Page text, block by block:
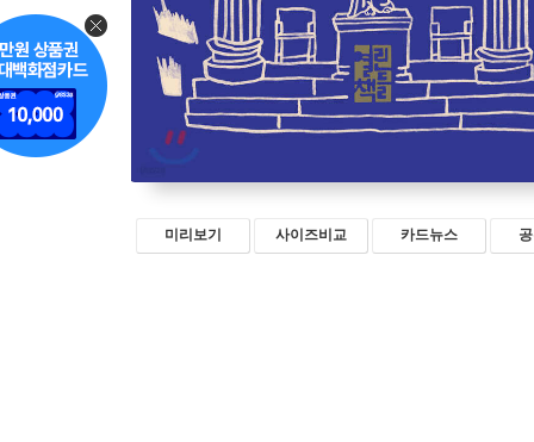
미리보기 사이즈비교 카드뉴스